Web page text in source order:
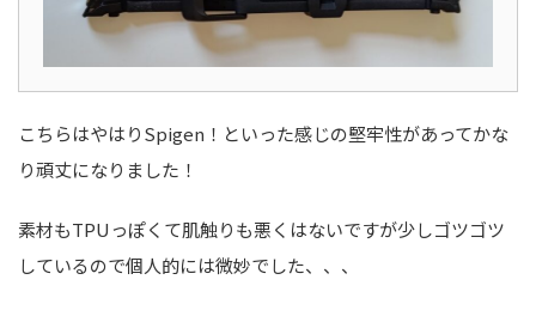
こちらはやはりSpigen！といった感じの堅牢性があってかな
り頑丈になりました！
素材もTPUっぽくて肌触りも悪くはないですが少しゴツゴツ
しているので個人的には微妙でした、、、